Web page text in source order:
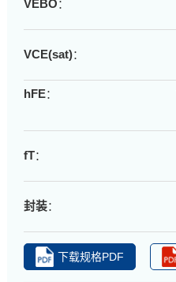
VEBO：
VCE(sat)：
hFE：
fT：
封装：
下载规格PDF